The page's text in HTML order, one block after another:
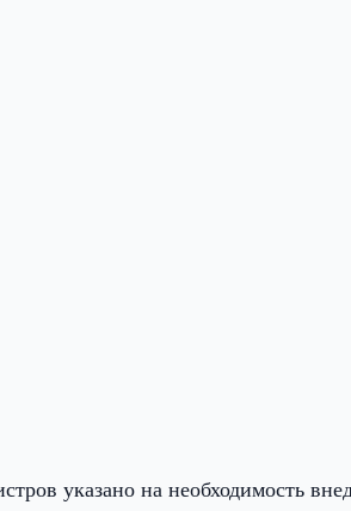
указано на необходимость